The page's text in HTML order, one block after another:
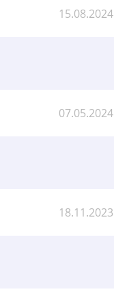
15.08.2024
07.05.2024
18.11.2023